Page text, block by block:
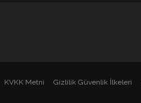
KVKK Metni Gizlilik Güvenlik İlkeleri